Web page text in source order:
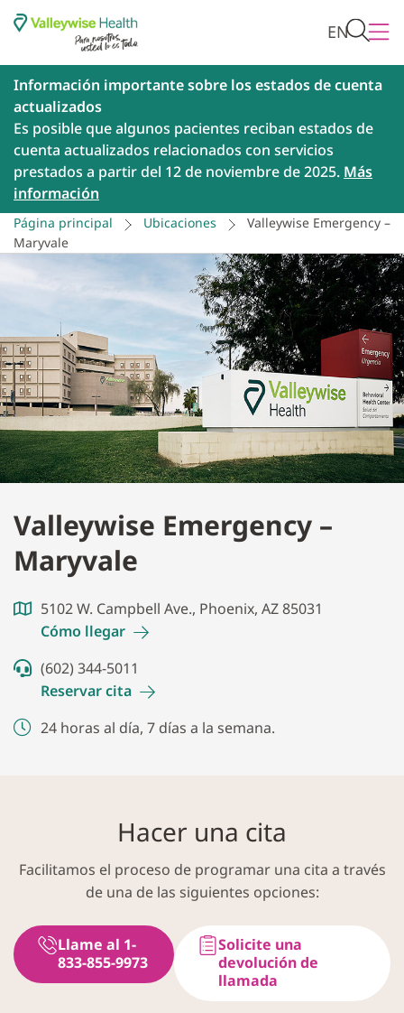
EN
Información importante sobre los estados de cuenta
actualizados
Es posible que algunos pacientes reciban estados de
cuenta actualizados relacionados con servicios
prestados a partir del 12 de noviembre de 2025. Más
información
Página principal Ubicaciones
Valleywise Emergency –
Maryvale
Valleywise Emergency –
Maryvale
5102 W. Campbell Ave., Phoenix, AZ 85031
Cómo llegar
(602) 344-5011
Reservarcita
24 horas al día, 7 días a la semana.
Hacer una cita
Facilitamos el proceso de programar una cita a través
de una de las siguientes opciones:
Llame al 1-
833-855-9973
Solicite una
devolución de
llamada